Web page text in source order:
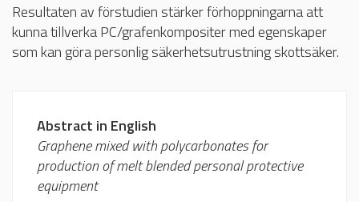
Resultaten av förstudien stärker förhoppningarna att
kunna tillverka PC/grafenkompositer med egenskaper
som kan göra personlig säkerhetsutrustning skottsäker.
Abstract in English
Graphene mixed with polycarbonates for
production of melt blended personal protective
equipment